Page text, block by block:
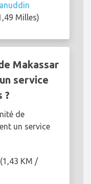
Milles)
Makassar
service
?
de
un service
(1,43 KM /